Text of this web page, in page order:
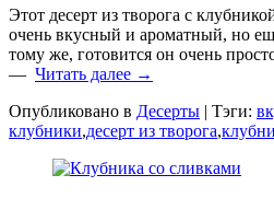
Этот десерт из творога с
очень вкусный и ароматный, но
тому же, готовится он очень
— Читать далее →
Опубликовано в Десерты | Тэги:
клубники,десерт из творога,